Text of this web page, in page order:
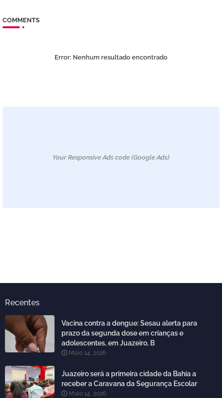
COMMENTS
Error: Nenhum resultado encontrado
Your Responsive Ads code (Google Ads)
Recentes
Vacina contra a dengue: Sesau alerta para
prazo da segunda dose em crianças e
adolescentes, em Juazeiro, B
Maio 14, 2026
Juazeiro será a primeira cidade da Bahia a
receber a Caravana da Segurança Escolar
Maio 14, 2026